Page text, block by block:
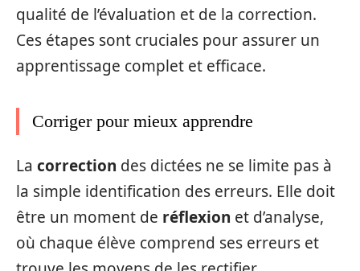
qualité de l’évaluation et de la correction.
Ces étapes sont cruciales pour assurer un
apprentissage complet et efficace.
Corriger pour mieux apprendre
La correction des dictées ne se limite pas à
la simple identification des erreurs. Elle doit
être un moment de réflexion et d’analyse,
où chaque élève comprend ses erreurs et